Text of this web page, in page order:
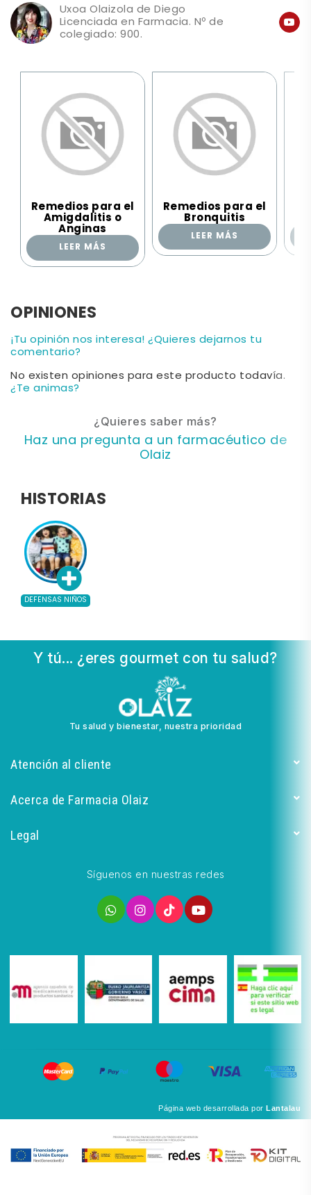
Uxoa Olaizola de Diego
Licenciada en Farmacia. Nº de
colegiado: 900.
Remedios para el
Amigdalitis o
Anginas
LEER MÁS
Remedios para el
Bronquitis
LEER MÁS
OPINIONES
¡Tu opinión nos interesa! ¿Quieres dejarnos tu
comentario?
No existen opiniones para este producto todavía.
¿Te animas?
¿Quieres saber más?
Haz una pregunta a un farmacéutico de
Olaiz
HISTORIAS
DEFENSAS NIÑOS
Y tú... ¿eres gourmet con tu salud?
Tu salud y bienestar, nuestra prioridad
Atención al cliente
Acerca de Farmacia Olaiz
Legal
Síguenos en nuestras redes
Página web desarrollada por Lantalau